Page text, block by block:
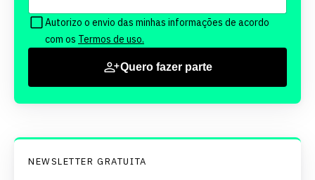
Autorizo o envio das minhas informações de acordo
com os Termos de uso.
Quero fazer parte
NEWSLETTER GRATUITA